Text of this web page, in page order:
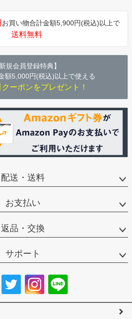
ップ
お買い物合計金額5,900円(税込)以上で
送料無料
新規会員登録特典】
額5,000円(税込)以上で使える
ーポンをプレゼント！
配送・送料
お支払い
返品・交換
サポート